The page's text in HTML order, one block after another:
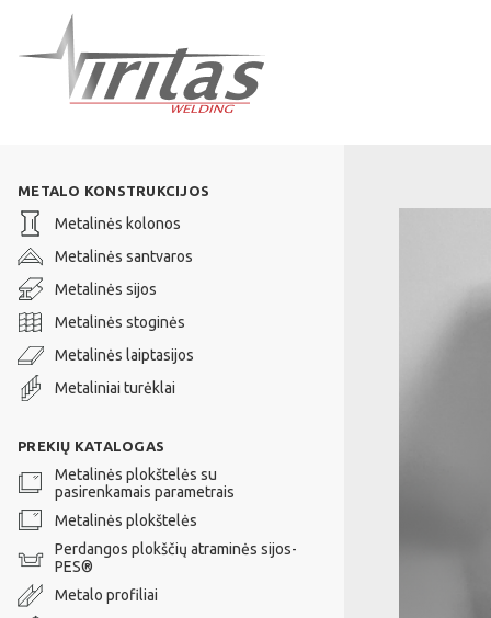
METALO KONSTRUKCIJOS
Metalinės kolonos
Metalinės santvaros
Metalinės sijos
Metalinės stoginės
Metalinės laiptasijos
Metaliniai turėklai
PREKIŲ KATALOGAS
Metalinės plokštelės su
pasirenkamais parametrais
Metalinės plokštelės
Perdangos plokščių atraminės sijos-
PES®
Metalo profiliai